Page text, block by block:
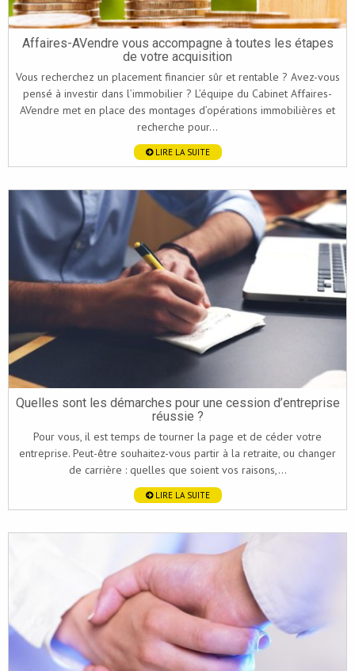
Affaires-AVendre vous accompagne à toutes les étapes
de votre acquisition
Vous recherchez un placement financier sûr et rentable ? Avez-vous
pensé à investir dans l’immobilier ? L’équipe du Cabinet Affaires-
AVendre met en place des montages d’opérations immobilières et
recherche pour...
LIRE LA SUITE
Quelles sont les démarches pour une cession d’entreprise
réussie ?
Pour vous, il est temps de tourner la page et de céder votre
entreprise. Peut-être souhaitez-vous partir à la retraite, ou changer
de carrière : quelles que soient vos raisons,...
LIRE LA SUITE